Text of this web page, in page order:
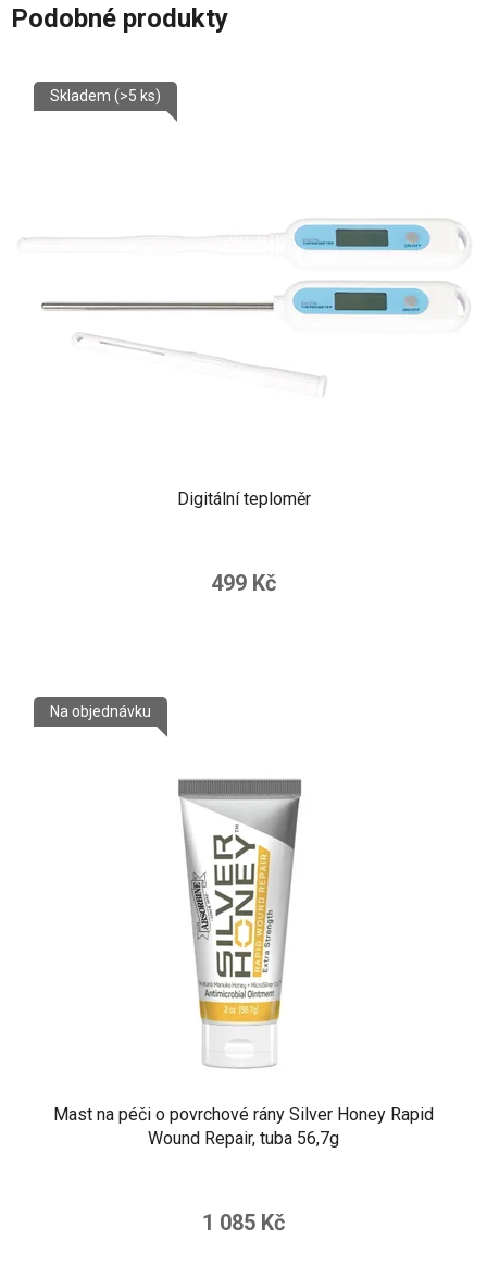
Podobné produkty
Digitální teploměr
Skladem (>5 ks)
499 Kč
Mast na péči o povrchové rány Silver Honey Rapid
Wound Repair, tuba 56,7g
hodnocení
Na objednávku
1 085 Kč